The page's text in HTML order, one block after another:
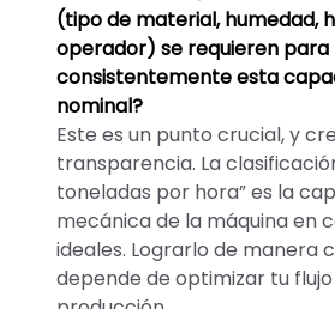
(tipo de material, humedad,
operador) se requieren
consistentemente esta
nominal?
Este es un punto crucial, y
transparencia. La
toneladas por hora” es la
mecánica de la máquina en
ideales. Lograrlo de manera
depende de optimizar tu